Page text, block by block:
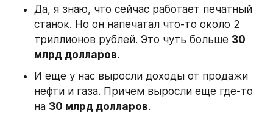
Да, я знаю, что сейчас работает печатный
станок. Но он напечатал что-то около 2
триллионов рублей. Это чуть больше 30
млрд долларов.
И еще у нас выросли доходы от продажи
нефти и газа. Причем выросли еще где-то
на 30 млрд долларов.